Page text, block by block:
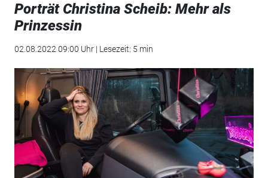
Porträt Christina Scheib: Mehr als
Prinzessin
02.08.2022 09:00 Uhr | Lesezeit: 5 min